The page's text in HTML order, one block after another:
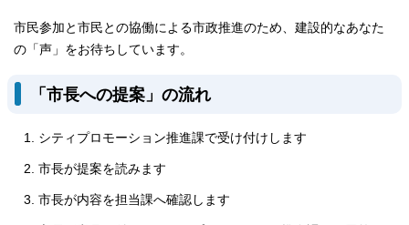
市民参加と市民との協働による市政推進のため、建設的なあなた
の「声」をお待ちしています。
「市長への提案」の流れ
シティプロモーション推進課で受け付けします
市長が提案を読みます
市長が内容を担当課へ確認します